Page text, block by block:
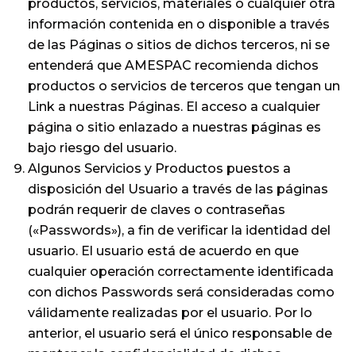
productos, servicios, materiales o cualquier otra
información contenida en o disponible a través
de las Páginas o sitios de dichos terceros, ni se
entenderá que AMESPAC recomienda dichos
productos o servicios de terceros que tengan un
Link a nuestras Páginas. El acceso a cualquier
página o sitio enlazado a nuestras páginas es
bajo riesgo del usuario.
Algunos Servicios y Productos puestos a
disposición del Usuario a través de las páginas
podrán requerir de claves o contraseñas
(«Passwords»), a fin de verificar la identidad del
usuario. El usuario está de acuerdo en que
cualquier operación correctamente identificada
con dichos Passwords será consideradas como
válidamente realizadas por el usuario. Por lo
anterior, el usuario será el único responsable de